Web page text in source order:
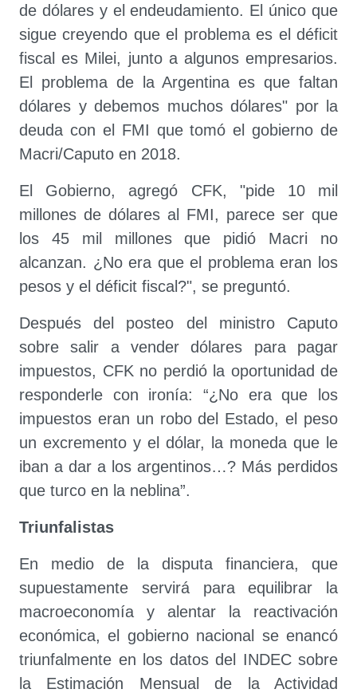
de dólares y el endeudamiento. El único que
sigue creyendo que el problema es el déficit
fiscal es Milei, junto a algunos empresarios.
El problema de la Argentina es que faltan
dólares y debemos muchos dólares" por la
deuda con el FMI que tomó el gobierno de
Macri/Caputo en 2018.
El Gobierno, agregó CFK, "pide 10 mil
millones de dólares al FMI, parece ser que
los 45 mil millones que pidió Macri no
alcanzan. ¿No era que el problema eran los
pesos y el déficit fiscal?", se preguntó.
Después del posteo del ministro Caputo
sobre salir a vender dólares para pagar
impuestos, CFK no perdió la oportunidad de
responderle con ironía: “¿No era que los
impuestos eran un robo del Estado, el peso
un excremento y el dólar, la moneda que le
iban a dar a los argentinos…? Más perdidos
que turco en la neblina”.
Triunfalistas
En medio de la disputa financiera, que
supuestamente servirá para equilibrar la
macroeconomía y alentar la reactivación
económica, el gobierno nacional se enancó
triunfalmente en los datos del INDEC sobre
la Estimación Mensual de la Actividad